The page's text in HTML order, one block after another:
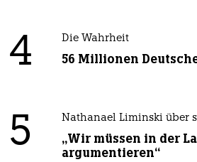
4 Die Wahrheit
56 Millionen
5 Nathanael Liminski über
„Wir müssen in der
argumentieren“